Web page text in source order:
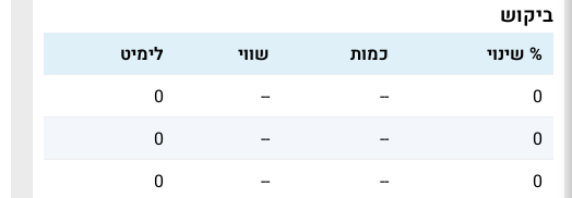
ביקוש
% שינוי כמות שווי
לימיט
0
--
--
0
0
--
--
0
0
--
--
0